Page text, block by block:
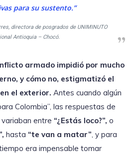
para su sustento.”
directora de posgrados de UNIMINUTO
Antioquia – Chocó.
armado impidió por mucho
y cómo no, estigmatizó el
el exterior. Antes cuando algún
Colombia”, las respuestas de
entre “¿Estás loco?”, o
hasta “te van a matar” , y para
era impensable tomar